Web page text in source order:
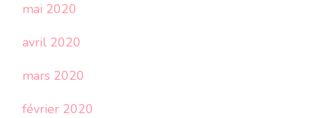
mai 2020
avril 2020
mars 2020
février 2020